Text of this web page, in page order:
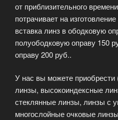
от приблизительного
потрачивает на
вставка линз в ободковую
полуободковую оправу 150
оправу 200 руб..
У нас вы можете приобрести
линзы, высокоиндексные
стеклянные линзы, линзы с
многослойные очковые